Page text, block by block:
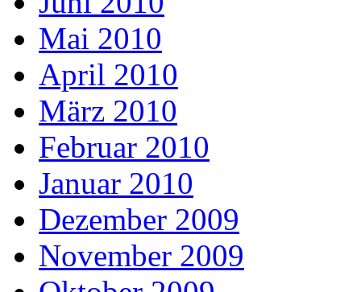
Mai 2010
April 2010
März 2010
Februar 2010
Januar 2010
Dezember 2009
November 2009